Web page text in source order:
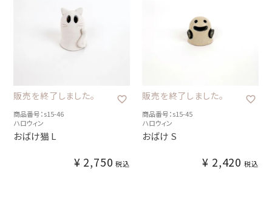
販売を終了しました。
商品番号：s15-46
ハロウィン
おばけ猫 L
¥ 2,750 税込
販売を終了しました。
商品番号：s15-45
ハロウィン
おばけ S
¥ 2,420 税込